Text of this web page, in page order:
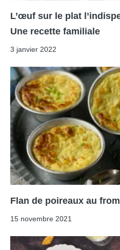
L’œuf sur le plat
Une recette familiale
3 janvier 2022
Flan de poireaux au
15 novembre 2021